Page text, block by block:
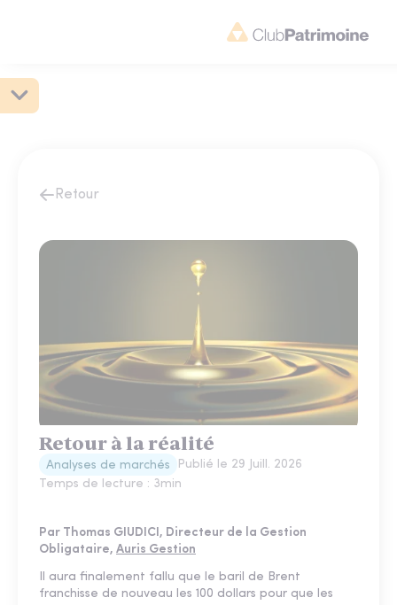
Retour
Retour à la réalité
Analyses de marchés Publié le 29 Juill. 2026
Temps de lecture : 3min
Par Thomas GIUDICI, Directeur de la Gestion
Obligataire, Auris Gestion
Il aura finalement fallu que le baril de Brent
franchisse de nouveau les 100 dollars pour que les